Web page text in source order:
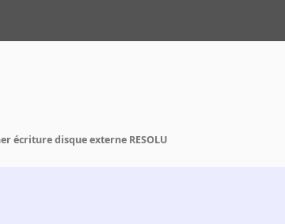
écriture disque externe RESOLU